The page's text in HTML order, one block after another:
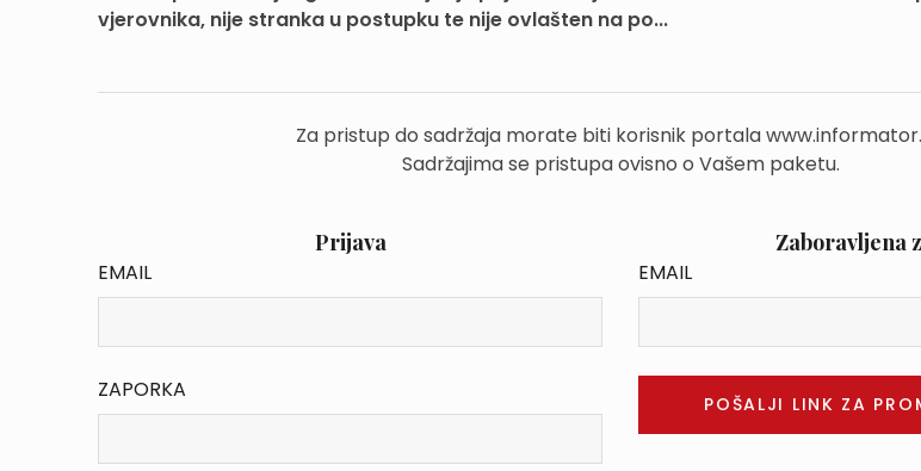
vjerovnika, nije stranka u postupku te nije ovlašten na po...
Za pristup do sadržaja morate biti korisnik portala
Sadržajima se pristupa ovisno o Vašem paketu.
Prijava
EMAIL
ZAPORKA
Zaboravljena
EMAIL